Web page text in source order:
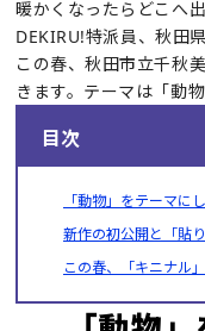
暖かくなったらどこへ
DEKIRU!特派員、秋田
この春、秋田市立千秋
きます。テーマは「動
目次
「動物」をテーマに
新作の初公開と「貼
この春、「キニナル